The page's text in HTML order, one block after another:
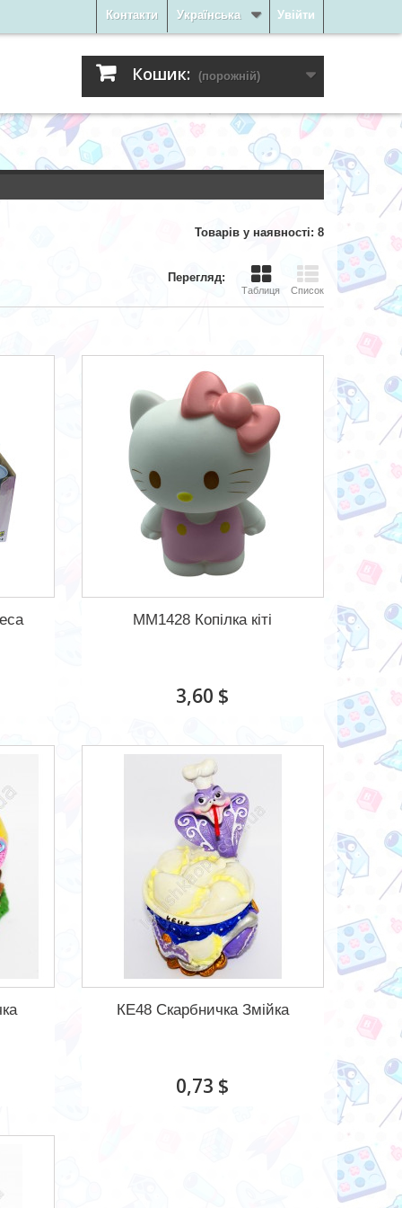
Увійти
Українська
Контакти
Кошик: (порожній)
Товарів у наявності: 8
Перегляд:
Таблиця Список
MM1428 Копілка кіті
3,60 $
КЕ48 Скарбничка Змійка
0,73 $